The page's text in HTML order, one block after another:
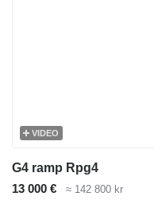
VIDEO
G4 ramp Rpg4
13 000 €
≈ 142 800 kr